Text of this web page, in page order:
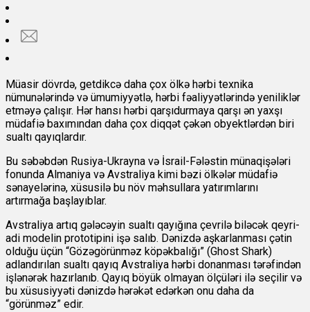
Müasir dövrdə, getdikcə daha çox ölkə hərbi texnika
nümunələrində və ümumiyyətlə, hərbi fəaliyyətlərində yeniliklər
etməyə çalışır. Hər hansı hərbi qarşıdurmaya qarşı ən yaxşı
müdafiə baxımından daha çox diqqət çəkən obyektlərdən biri
sualtı qayıqlardır.
Bu səbəbdən Rusiya-Ukrayna və İsrail-Fələstin münaqişələri
fonunda Almaniya və Avstraliya kimi bəzi ölkələr müdafiə
sənayelərinə, xüsusilə bu növ məhsullara yatırımlarını
artırmağa başlayıblar.
Avstraliya artıq gələcəyin sualtı qayığına çevrilə biləcək qeyri-
adi modelin prototipini işə salıb. Dənizdə aşkarlanması çətin
olduğu üçün “Gözəgörünməz köpəkbalığı” (Ghost Shark)
adlandırılan sualtı qayıq Avstraliya hərbi donanması tərəfindən
işlənərək hazırlanıb. Qayıq böyük olmayan ölçüləri ilə seçilir və
bu xüsusiyyəti dənizdə hərəkət edərkən onu daha da
“görünməz” edir.